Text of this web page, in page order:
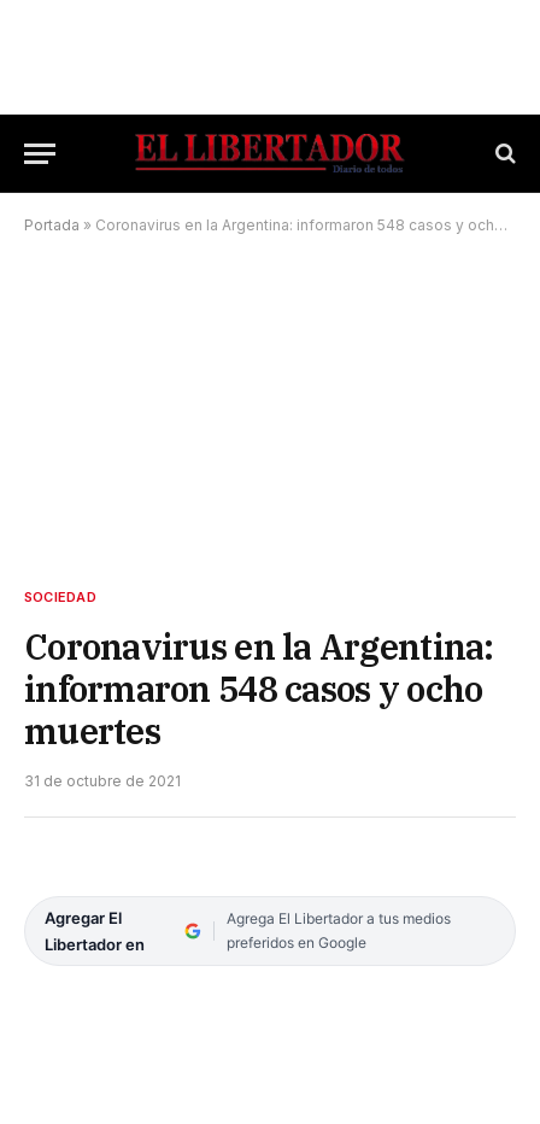
Portada » Coronavirus en la Argentina: informaron 548 casos y ocho muertes
SOCIEDAD
Coronavirus en la Argentina:
informaron 548 casos y ocho
muertes
31 de octubre de 2021
Agregar El
Libertador en
Agrega El Libertador a tus medios
preferidos en Google